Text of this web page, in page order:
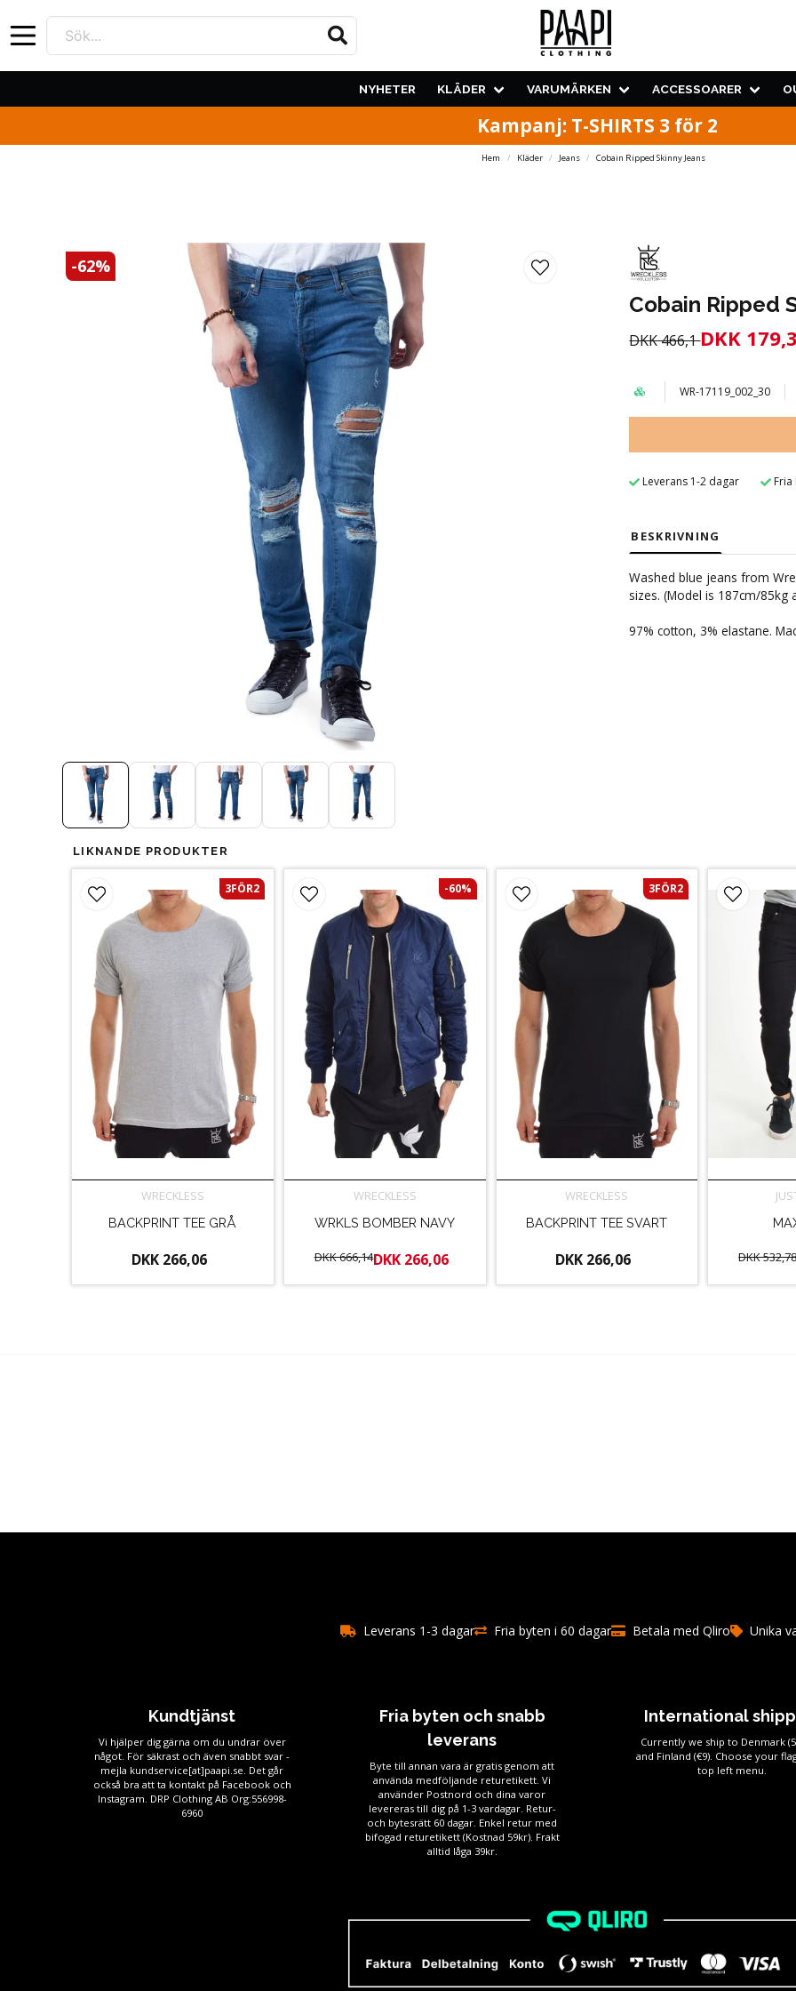
Sök...
NYHETER KLÄDER VARUMÄRKEN ACCESSOARER
Kampanj: T-SHIRTS 3 för 2
Hem Kläder Jeans Cobain Ripped Skinny Jeans
-62%
Cobain Ripped
DKK 466,1DKK
WR-17119_002_30
Leverans 1-2 dagar
BESKRIVNING
Washed blue jeans from
sizes. (Model is 187cm/85kg
97% cotton, 3% elastane.
LIKNANDE PRODUKTER
WRECKLESS
BACKPRINT TEE GRÅ
DKK 266,06
3FÖR2
WRECKLESS
WRKLS BOMBER NAVY
DKK 666,14DKK 266,06
-60%
WRECKLESS
BACKPRINT TEE SVART
DKK 266,06
3FÖR2
DKK
Leverans 1-3 dagar Fria byten i 60 dagar Betala med Qliro Unika
Kundtjänst
Vi hjälper dig gärna om du undrar över
något. För säkrast och även snabbt svar -
mejla kundservice[at]paapi.se. Det går
också bra att ta kontakt på Facebook och
Instagram. DRP Clothing AB Org:556998-
6960
Fria byten och snabb
leverans
Byte till annan vara är gratis genom att
använda medföljande returetikett. Vi
använder Postnord och dina varor
levereras till dig på 1-3 vardagar. Retur-
och bytesrätt 60 dagar. Enkel retur med
bifogad returetikett (Kostnad 59kr). Frakt
alltid låga 39kr.
International
Currently we ship to Denmark
and Finland (€9). Choose your
top left menu.